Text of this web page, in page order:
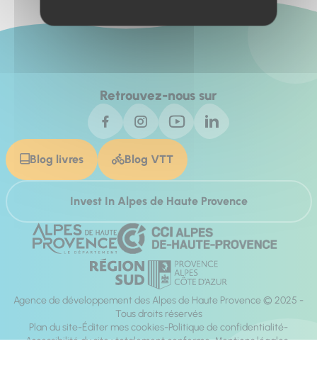
Retrouvez-nous sur
Blog livres Blog VTT
Invest In Alpes de Haute Provence
Agence de développement des Alpes de Haute Provence © 2025 -
Tous droits réservés
Plan du site Éditer mes cookies Politique de confidentialité
Accessibilité du site : totalement conforme Mentions légales